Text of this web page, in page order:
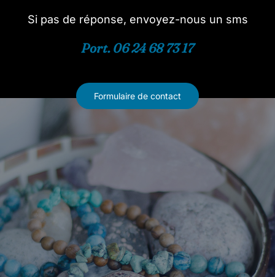
Si pas de réponse, envoyez-nous un sms
Port. 06 24 68 73 17
Formulaire de contact